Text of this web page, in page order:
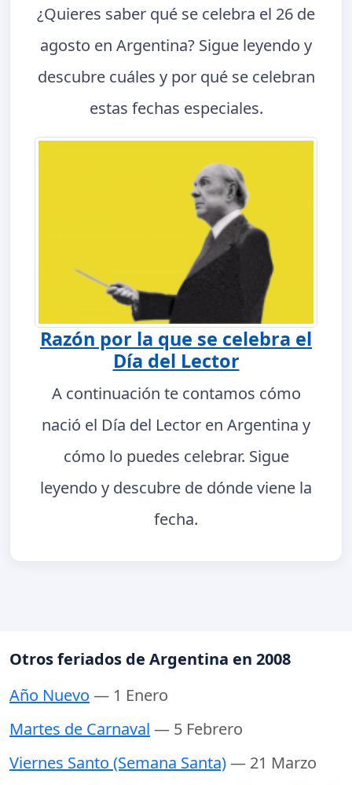
¿Quieres saber qué se celebra el 26 de
agosto en Argentina? Sigue leyendo y
descubre cuáles y por qué se celebran
estas fechas especiales.
Razón por la que se celebra el
Día del Lector
A continuación te contamos cómo
nació el Día del Lector en Argentina y
cómo lo puedes celebrar. Sigue
leyendo y descubre de dónde viene la
fecha.
Otros feriados de Argentina en 2008
Año Nuevo — 1 Enero
Martes de Carnaval — 5 Febrero
Viernes Santo (Semana Santa)— 21 Marzo